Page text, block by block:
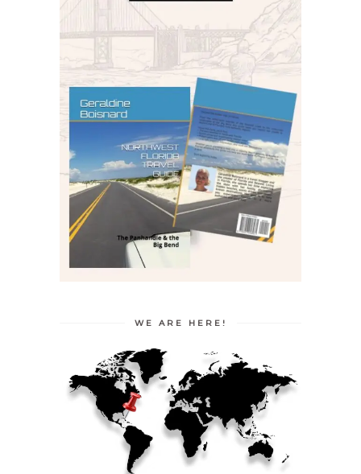
WE ARE HERE!